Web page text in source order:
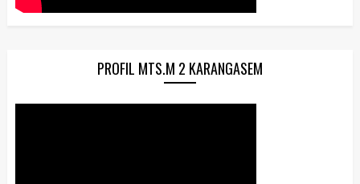
PROFIL MTS.M 2 KARANGASEM